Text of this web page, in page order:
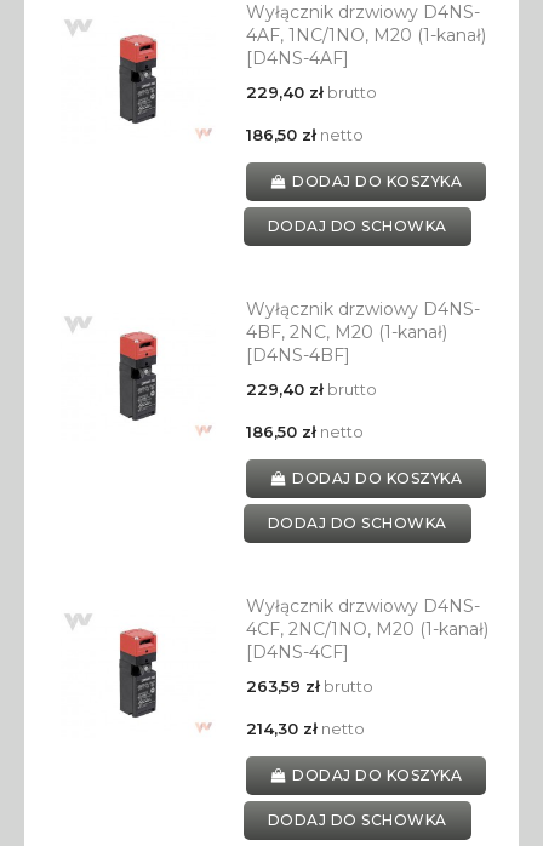
Wyłącznik drzwiowy D4NS-
4AF, 1NC/1NO, M20 (1-kanał)
[D4NS-4AF]
229,40 złbrutto
186,50 złnetto
DODAJ DO KOSZYKA
DODAJ DO SCHOWKA
Wyłącznik drzwiowy D4NS-
4BF, 2NC, M20 (1-kanał)
[D4NS-4BF]
229,40 złbrutto
186,50 złnetto
DODAJ DO KOSZYKA
DODAJ DO SCHOWKA
Wyłącznik drzwiowy D4NS-
4CF, 2NC/1NO, M20 (1-kanał)
[D4NS-4CF]
263,59 złbrutto
214,30 złnetto
DODAJ DO KOSZYKA
DODAJ DO SCHOWKA